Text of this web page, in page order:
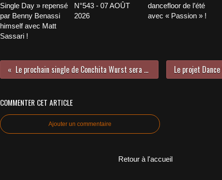
Single Day » repensé
par Benny Benassi
himself avec Matt
Sassari !
N°543 - 07 AOÛT
2026
dancefloor de l’été
avec « Passion » !
Le prochain single de Conchita Wurst sera Firestorm
COMMENTER CET ARTICLE
Ajouter un commentaire
Retour à l'accueil